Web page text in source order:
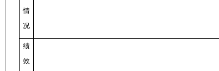
情
况
绩
效